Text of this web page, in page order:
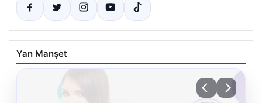
Yan Manşet